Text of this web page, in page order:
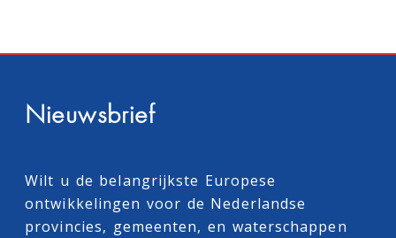
Nieuwsbrief
Wilt u de belangrijkste Europese
ontwikkelingen voor de Nederlandse
provincies, gemeenten, en waterschappen